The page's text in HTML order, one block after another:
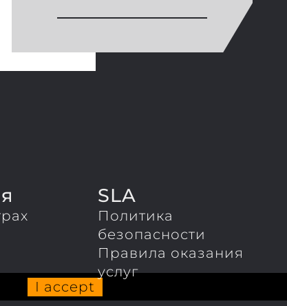
SLA
Политика
безопасности
Правила оказания
услуг
I accept